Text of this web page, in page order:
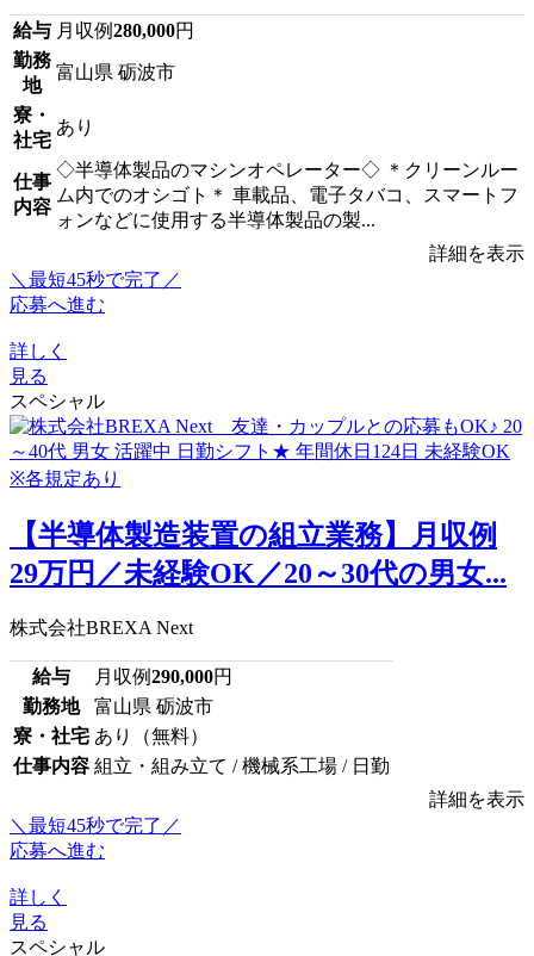
給与 月収例280,000円
勤務
地
富山県 砺波市
寮・
社宅
あり
仕事
内容
◇半導体製品のマシンオペレーター◇ ＊クリーンルー
ム内でのオシゴト＊ 車載品、電子タバコ、スマートフ
ォンなどに使用する半導体製品の製...
詳細を表示
＼最短45秒で完了／
応募へ進む
詳しく
見る
スペシャル
【半導体製造装置の組立業務】月収例
29万円／未経験OK／20～30代の男女...
株式会社BREXA Next
給与 月収例290,000円
勤務地
富山県 砺波市
寮・社宅 あり（無料）
仕事内容 組立・組み立て / 機械系工場 / 日勤
詳細を表示
＼最短45秒で完了／
応募へ進む
詳しく
見る
スペシャル